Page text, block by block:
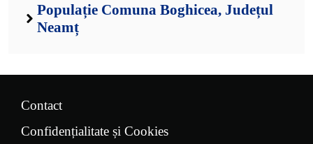
Populație Comuna Boghicea, Județul
Neamț
Contact
Confidențialitate și Cookies